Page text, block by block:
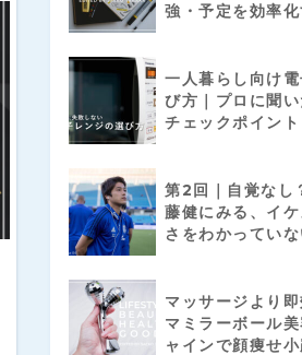
強・予定を効率
一人暮らし向け
び方｜プロに聞
チェックポイント
第2回｜自覚なし
藤健にみる、イ
さをわかってい
マッサージより
マミラーボール
ャインで顔痩せ